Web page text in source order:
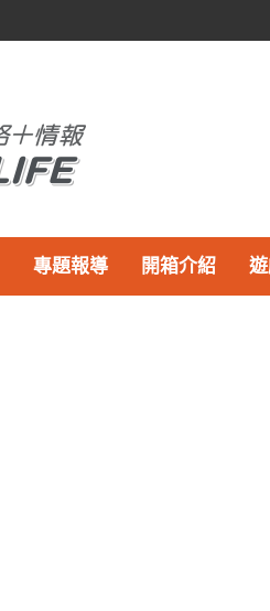
專題報導 開箱介紹